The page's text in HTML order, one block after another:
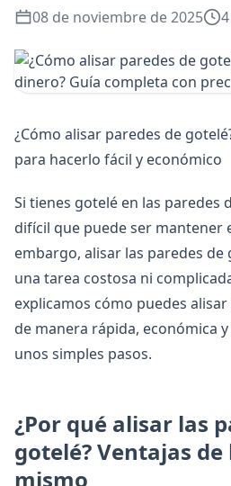
08 de noviembre de 2025
¿Cómo alisar paredes de
para hacerlo fácil y económico
Si tienes gotelé en las paredes
difícil que puede ser mantener
embargo, alisar las paredes
una tarea costosa ni
explicamos cómo puedes
de manera rápida, económica
unos simples pasos.
¿Por qué alisar las
gotelé? Ventajas
mismo